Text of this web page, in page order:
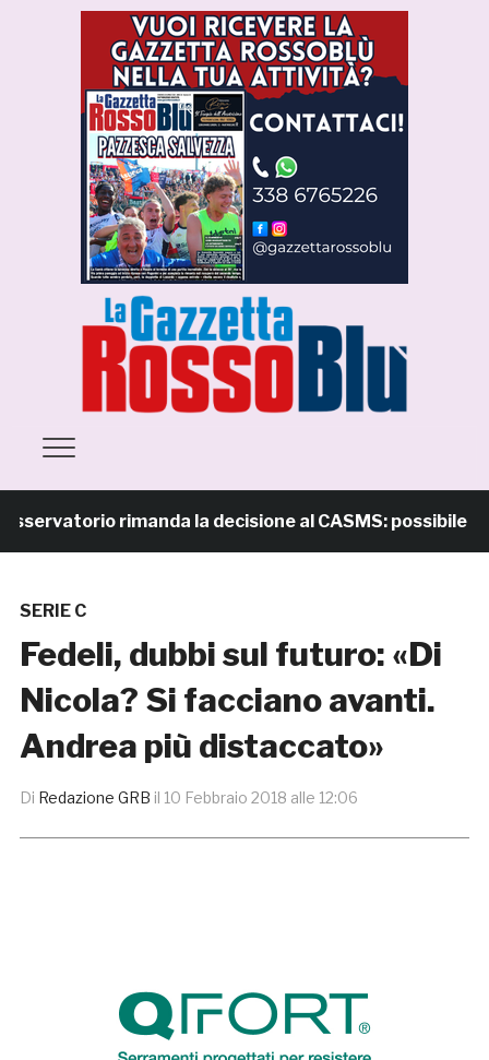
rimanda la decisione al CASMS: possibile
SERIE C
Fedeli, dubbi sul futuro: «Di
Nicola? Si facciano avanti.
Andrea più distaccato»
Di Redazione GRB il 10 Febbraio 2018 alle 12:06